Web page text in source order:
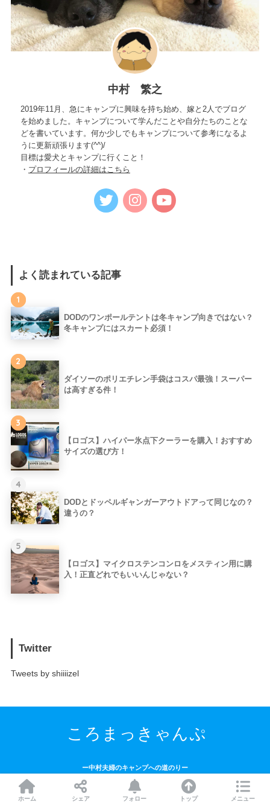
中村 繁之
2019年11月、急にキャンプに興味を持ち始め、嫁と2人でブログ
を始めました。キャンプについて学んだことや自分たちのことな
どを書いています。何か少しでもキャンプについて参考になるよ
うに更新頑張ります(^^)/
目標は愛犬とキャンプに行くこと！
・ プロフィールの詳細はこちら
よく読まれている記事
1
DODのワンポールテントは冬キャンプ向きではない？
冬キャンプにはスカート必須！
2
ダイソーのポリエチレン手袋はコスパ最強！スーパー
は高すぎる件！
3
【ロゴス】ハイパー氷点下クーラーを購入！おすすめ
サイズの選び方！
4
DODとドッペルギャンガーアウトドアって同じなの？
違うの？
5
【ロゴス】マイクロステンコンロをメスティン用に購
入！正直どれでもいいんじゃない？
Twitter
Tweets by shiiiizel
ころまっきゃんぷ
ー中村夫婦のキャンプへの道のりー
記事一覧 プライバシーポリシー
ホーム シェア フォロー トップ メニュー